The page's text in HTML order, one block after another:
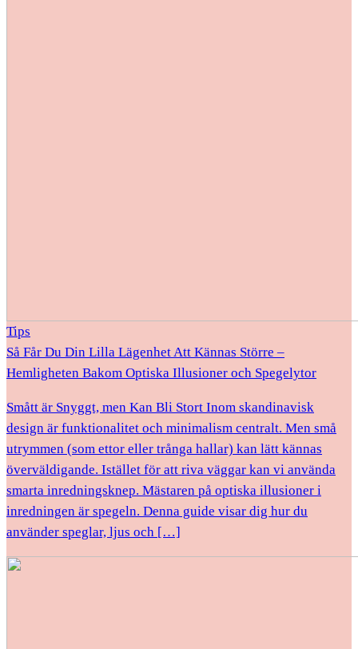
Tips
Så Får Du Din Lilla Lägenhet Att Kännas Större –
Hemligheten Bakom Optiska Illusioner och Spegelytor
Smått är Snyggt, men Kan Bli Stort Inom skandinavisk
design är funktionalitet och minimalism centralt. Men små
utrymmen (som ettor eller trånga hallar) kan lätt kännas
överväldigande. Istället för att riva väggar kan vi använda
smarta inredningsknep. Mästaren på optiska illusioner i
inredningen är spegeln. Denna guide visar dig hur du
använder speglar, ljus och […]